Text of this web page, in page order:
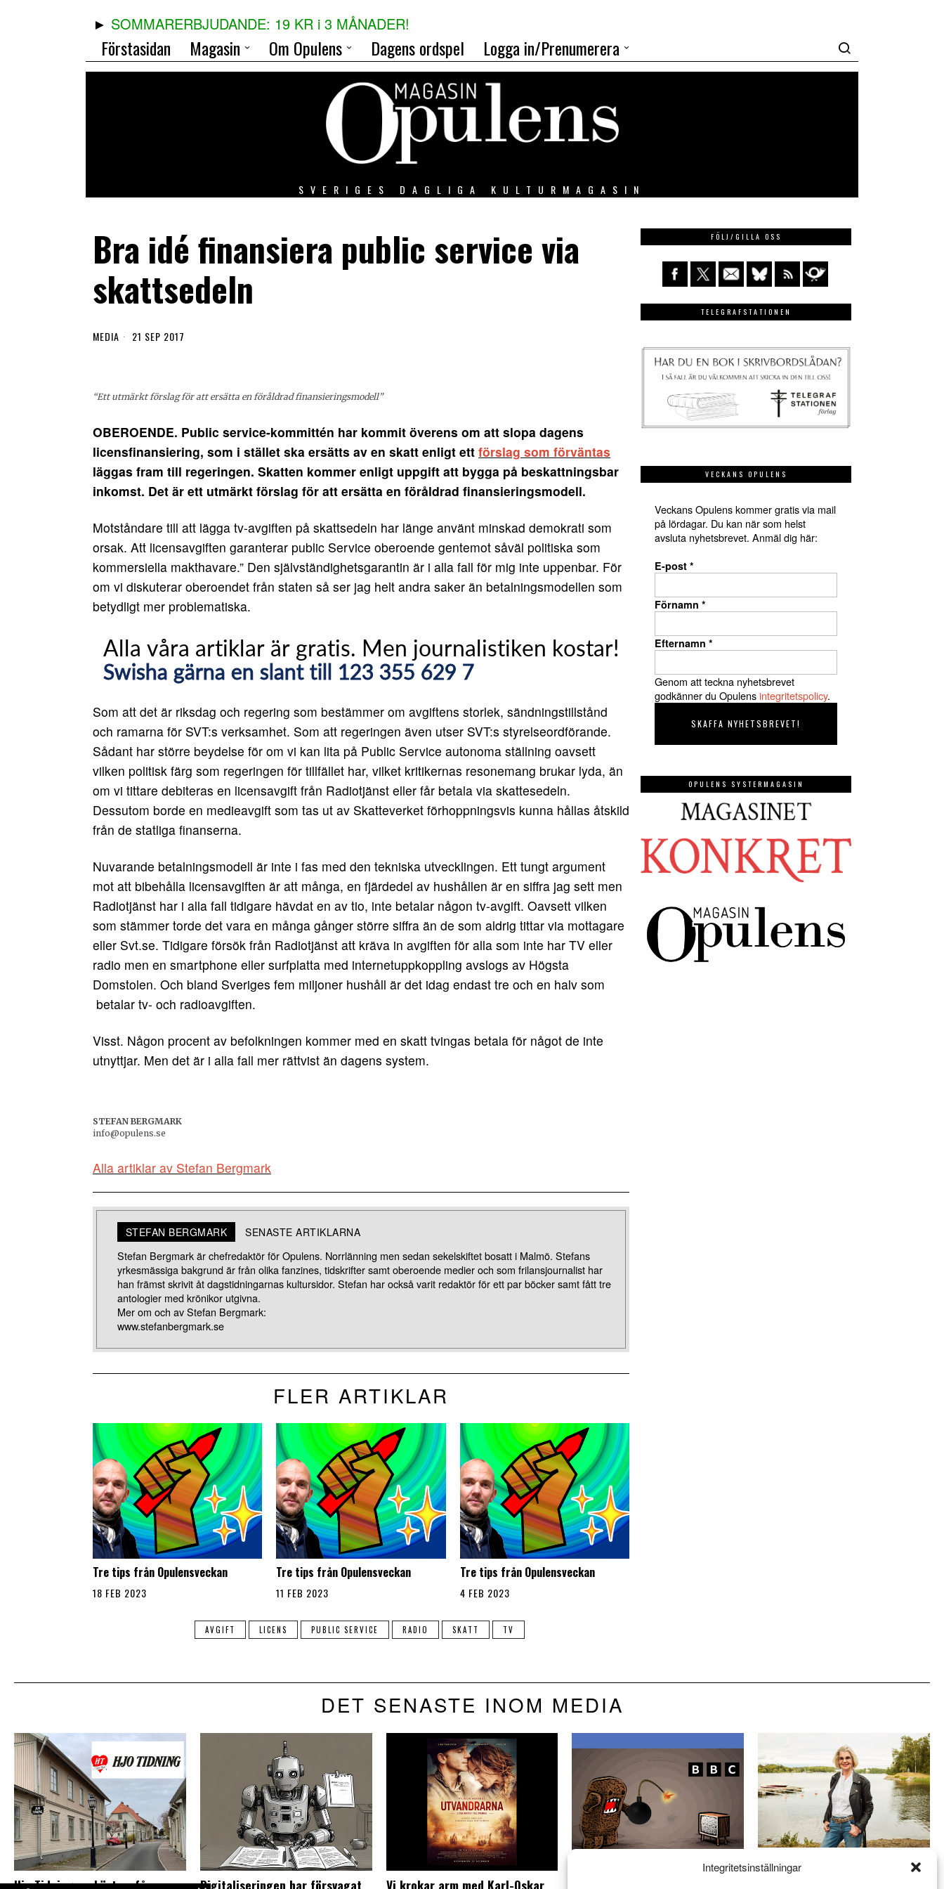
Integritetsinställningar
SOMMARERBJUDANDE: 19 KR i 3 MÅNADER!
Förstasidan Magasin Om Opulens Dagens ordspel Logga in/Prenumerera
SVERIGES DAGLIGA KULTURMAGASIN
Bra idé finansiera public service via
skattsedeln
MEDIA 21 SEP 2017
“Ett utmärkt förslag för att ersätta en föråldrad finansieringsmodell”
OBEROENDE. Public service-kommittén har kommit överens om att slopa dagens
licensfinansiering, som i stället ska ersätts av en skatt enligt ett förslag som förväntas
läggas fram till regeringen. Skatten kommer enligt uppgift att bygga på beskattningsbar
inkomst. Det är ett utmärkt förslag för att ersätta en föråldrad finansieringsmodell.
Motståndare till att lägga tv-avgiften på skattsedeln har länge använt minskad demokrati som
orsak. Att licensavgiften garanterar public Service oberoende gentemot såväl politiska som
kommersiella makthavare.” Den självständighetsgarantin är i alla fall för mig inte uppenbar. För
om vi diskuterar oberoendet från staten så ser jag helt andra saker än betalningsmodellen som
betydligt mer problematiska.
Som att det är riksdag och regering som bestämmer om avgiftens storlek, sändningstillstånd
och ramarna för SVT:s verksamhet. Som att regeringen även utser SVT:s styrelseordförande.
Sådant har större beydelse för om vi kan lita på Public Service autonoma ställning oavsett
vilken politisk färg som regeringen för tillfället har, vilket kritikernas resonemang brukar lyda, än
om vi tittare debiteras en licensavgift från Radiotjänst eller får betala via skattesedeln.
Dessutom borde en medieavgift som tas ut av Skatteverket förhoppningsvis kunna hållas åtskild
från de statliga finanserna.
Nuvarande betalningsmodell är inte i fas med den tekniska utvecklingen. Ett tungt argument
mot att bibehålla licensavgiften är att många, en fjärdedel av hushållen är en siffra jag sett men
Radiotjänst har i alla fall tidigare hävdat en av tio, inte betalar någon tv-avgift. Oavsett vilken
som stämmer torde det vara en många gånger större siffra än de som aldrig tittar via mottagare
eller Svt.se. Tidigare försök från Radiotjänst att kräva in avgiften för alla som inte har TV eller
radio men en smartphone eller surfplatta med internetuppkoppling avslogs av Högsta
Domstolen. Och bland Sveriges fem miljoner hushåll är det idag endast tre och en halv som
betalar tv- och radioavgiften.
Visst. Någon procent av befolkningen kommer med en skatt tvingas betala för något de inte
utnyttjar. Men det är i alla fall mer rättvist än dagens system.
STEFAN BERGMARK
info@opulens.se
Alla artiklar av Stefan Bergmark
STEFAN BERGMARK SENASTE ARTIKLARNA
Stefan Bergmark är chefredaktör för Opulens. Norrlänning men sedan sekelskiftet bosatt i Malmö. Stefans
yrkesmässiga bakgrund är från olika fanzines, tidskrifter samt oberoende medier och som frilansjournalist har
han främst skrivit åt dagstidningarnas kultursidor. Stefan har också varit redaktör för ett par böcker samt fått tre
antologier med krönikor utgivna.
Mer om och av Stefan Bergmark:
www.stefanbergmark.se
FLER ARTIKLAR
Tre tips från Opulensveckan
18 FEB 2023
Tre tips från Opulensveckan
11 FEB 2023
Tre tips från Opulensveckan
4 FEB 2023
AVGIFT LICENS PUBLIC SERVICE RADIO SKATT TV
FÖLJ/GILLA OSS
TELEGRAFSTATIONEN
VECKANS OPULENS
Veckans Opulens kommer gratis via mail
på lördagar. Du kan när som helst
avsluta nyhetsbrevet. Anmäl dig här:
E-post *
Förnamn *
Efternamn *
Genom att teckna nyhetsbrevet
godkänner du Opulensintegritetspolicy.
OPULENS SYSTERMAGASIN
DET SENASTE INOM MEDIA
Hjo Tidning — Läst av få, Digitaliseringen har försvagat Vi krokar arm med Karl-Oskar
Helgporträttet: ”En myt att
parrelationen är enda vägen till